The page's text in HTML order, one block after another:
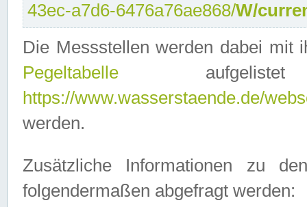
43ec-a7d6-6476a76ae868/W/
Die Messstellen werden dabei mit
Pegeltabelle
https://www.wasserstaende.de/
werden.
Zusätzliche Informationen zu
folgendermaßen abgefragt werden: